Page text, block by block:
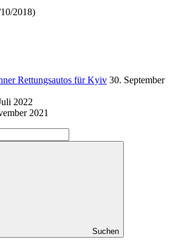
2018)
Rettungsautos für Kyiv 30. September
2022
2021
Suchen